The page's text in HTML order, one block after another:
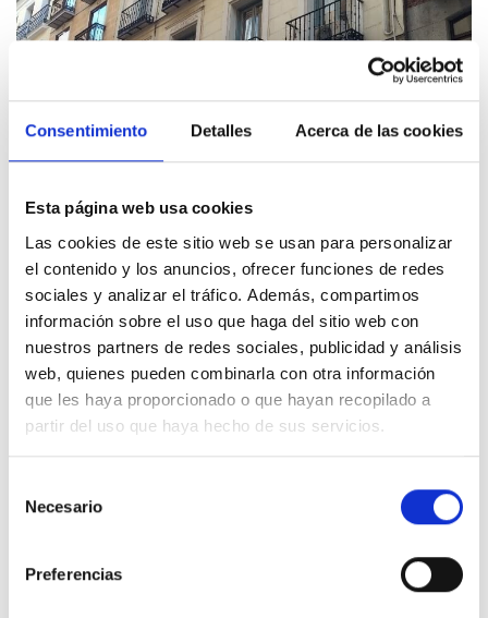
Consentimiento Detalles Acerca de las cookies
Esta página web usa cookies
Las cookies de este sitio web se usan para personalizar
el contenido y los anuncios, ofrecer funciones de redes
sociales y analizar el tráfico. Además, compartimos
información sobre el uso que haga del sitio web con
nuestros partners de redes sociales, publicidad y análisis
web, quienes pueden combinarla con otra información
que les haya proporcionado o que hayan recopilado a
partir del uso que haya hecho de sus servicios.
Necesario
Preferencias